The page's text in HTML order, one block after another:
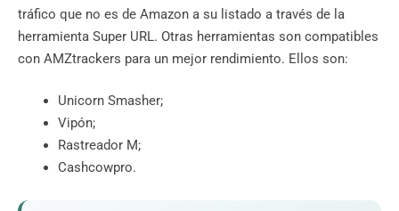
tráfico que no es de Amazon a su listado a través de la
herramienta Super URL. Otras herramientas son compatibles
con AMZtrackers para un mejor rendimiento. Ellos son:
Unicorn Smasher;
Vipón;
Rastreador M;
Cashcowpro.